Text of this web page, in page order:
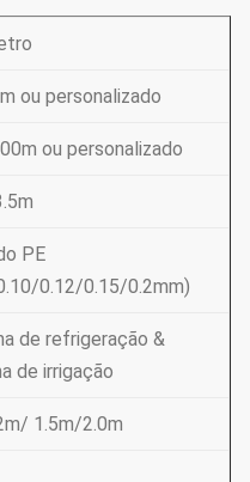
ou personalizado
ou personalizado
PE
0.12/0.15/0.2mm)
de refrigeração &
de irrigação
1.5m/2.0m